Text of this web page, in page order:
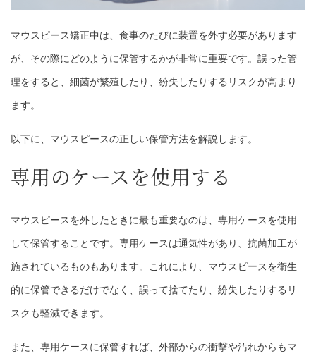
マウスピース矯正中は、食事のたびに装置を外す必要があります
が、その際にどのように保管するかが非常に重要です。誤った管
理をすると、細菌が繁殖したり、紛失したりするリスクが高まり
ます。
以下に、マウスピースの正しい保管方法を解説します。
専用のケースを使用する
マウスピースを外したときに最も重要なのは、専用ケースを使用
して保管することです。専用ケースは通気性があり、抗菌加工が
施されているものもあります。これにより、マウスピースを衛生
的に保管できるだけでなく、誤って捨てたり、紛失したりするリ
スクも軽減できます。
また、専用ケースに保管すれば、外部からの衝撃や汚れからもマ